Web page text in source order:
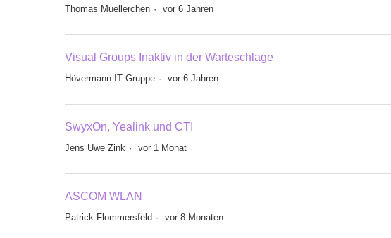
Thomas Muellerchen vor 6 Jahren
Visual Groups Inaktiv in der Warteschlage
Hövermann IT Gruppe vor 6 Jahren
SwyxOn, Yealink und CTI
Jens Uwe Zink vor 1 Monat
ASCOM WLAN
Patrick Flommersfeld vor 8 Monaten